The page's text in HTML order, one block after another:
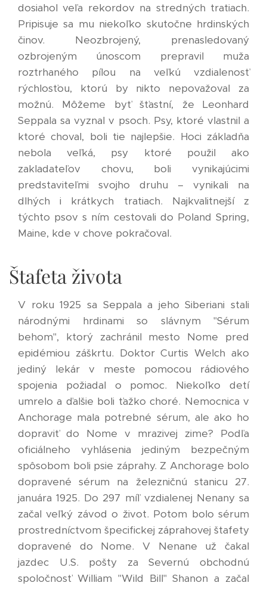
dosiahol veľa rekordov na stredných tratiach.
Pripisuje sa mu niekoľko skutočne hrdinských
činov. Neozbrojený, prenasledovaný
ozbrojeným únoscom prepravil muža
roztrhaného pílou na veľkú vzdialenosť
rýchlosťou, ktorú by nikto nepovažoval za
možnú. Môžeme byť šťastní, že Leonhard
Seppala sa vyznal v psoch. Psy, ktoré vlastnil a
ktoré choval, boli tie najlepšie. Hoci základňa
nebola veľká, psy ktoré použil ako
zakladateľov chovu, boli vynikajúcimi
predstaviteľmi svojho druhu – vynikali na
dlhých i krátkych tratiach. Najkvalitnejší z
týchto psov s ním cestovali do Poland Spring,
Maine, kde v chove pokračoval.
Štafeta života
V roku 1925 sa Seppala a jeho Siberiani stali
národnými hrdinami so slávnym "Sérum
behom", ktorý zachránil mesto Nome pred
epidémiou záškrtu. Doktor Curtis Welch ako
jediný lekár v meste pomocou rádiového
spojenia požiadal o pomoc. Niekoľko detí
umrelo a ďalšie boli ťažko choré. Nemocnica v
Anchorage mala potrebné sérum, ale ako ho
dopraviť do Nome v mrazivej zime? Podľa
oficiálneho vyhlásenia jediným bezpečným
spôsobom boli psie záprahy. Z Anchorage bolo
dopravené sérum na železničnú stanicu 27.
januára 1925. Do 297 míľ vzdialenej Nenany sa
začal veľký závod o život. Potom bolo sérum
prostredníctvom špecifickej záprahovej štafety
dopravené do Nome. V Nenane už čakal
jazdec U.S. pošty za Severnú obchodnú
spoločnosť William "Wild Bill" Shanon a začal